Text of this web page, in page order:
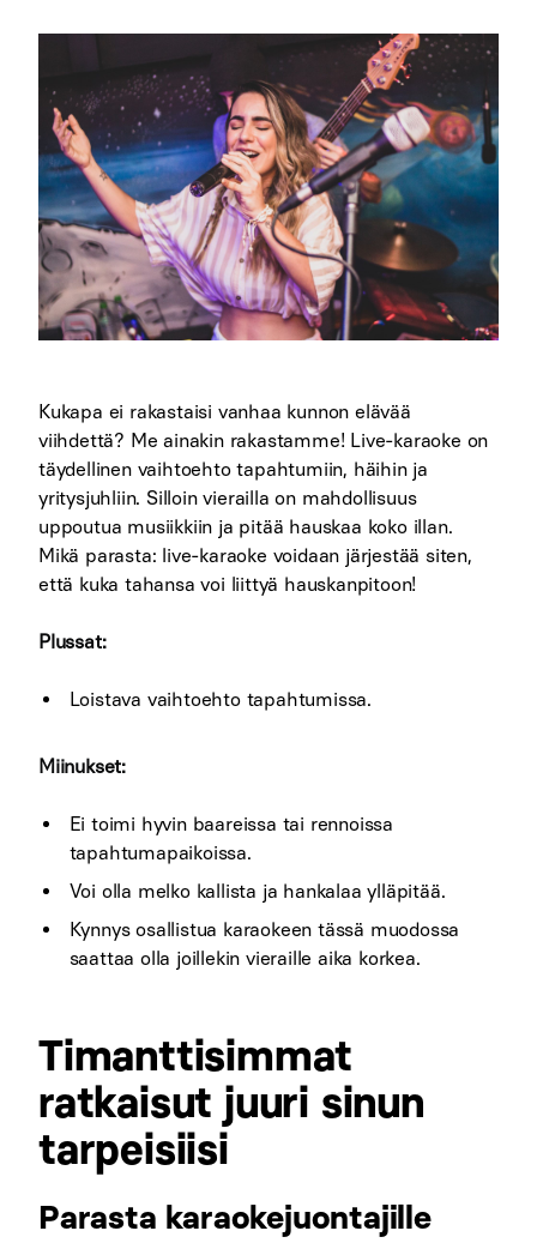
Kukapa ei rakastaisi vanhaa kunnon elävää
viihdettä? Me ainakin rakastamme! Live-karaoke on
täydellinen vaihtoehto tapahtumiin, häihin ja
yritysjuhliin. Silloin vierailla on mahdollisuus
uppoutua musiikkiin ja pitää hauskaa koko illan.
Mikä parasta: live-karaoke voidaan järjestää siten,
että kuka tahansa voi liittyä hauskanpitoon!
Plussat:
Loistava vaihtoehto tapahtumissa.
Miinukset:
Ei toimi hyvin baareissa tai rennoissa
tapahtumapaikoissa.
Voi olla melko kallista ja hankalaa ylläpitää.
Kynnys osallistua karaokeen tässä muodossa
saattaa olla joillekin vieraille aika korkea.
Timanttisimmat
ratkaisut juuri sinun
tarpeisiisi
Parasta karaokejuontajille